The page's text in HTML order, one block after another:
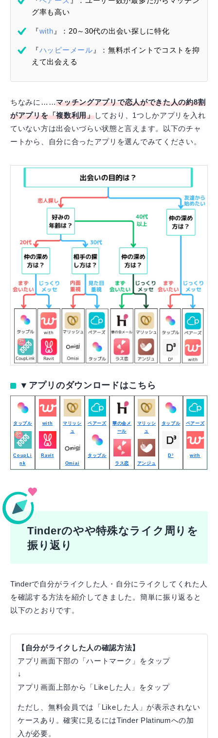
グ率も高い
『with』：20～30代の出会い探しに特化
『ハッピーメール』：無料ポイントでコストを抑
えて出会える
ちなみに……マッチングアプリで恋人ができた人の約8割
がアプリを「複数利用」しており、1つしかアプリを入れ
ていない方は出会いづらい状態と言えます。以下のチャ
ートから、自分に合ったアプリを選んでみてください。
▼アプリのダウンロードはこちら
タップル
CoupLi
nk
with
Ravit
マリッシ
ュ
Omiai
ペアーズ
タップル
華の会メ
ール
ラス恋
マリッシ
ュ
アンジュ
タップル
D³
ペアーズ
with
Tinderのやや特殊なライク周りを
振り返り
Tinderで自分がライクした人・自分にライクしてくれた人
を確認する方法を紹介してきました。簡単に振り返ると
以下のとおりです。
【自分がライクした人の確認方法】
アプリ画面下部の「ハートマーク」をタップ
↓
アプリ画面上部から「Likeした人」をタップ
ただし、無料会員では「Likeした人」が表示されない
ケースあり。確実に見るにはTinder Platinumへの加
入が必要。